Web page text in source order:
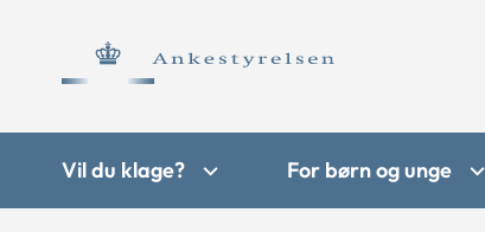
Vil du klage? For børn og unge